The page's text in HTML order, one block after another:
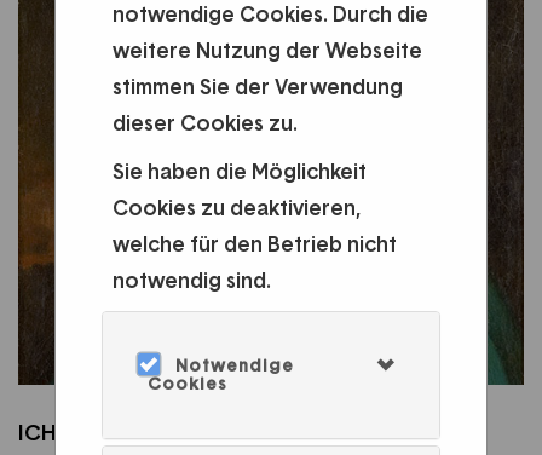
notwendige Cookies. Durch die
weitere Nutzung der Webseite
stimmen Sie der Verwendung
dieser Cookies zu.
Sie haben die Möglichkeit
Cookies zu deaktivieren,
welche für den Betrieb nicht
notwendig sind.
Notwendige
Cookies
ICH, GUSTAVE COURBET